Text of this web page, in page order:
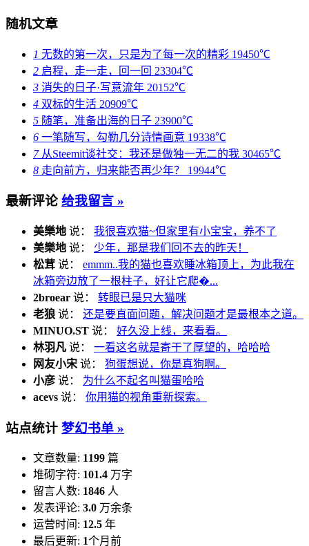
随机文章
1 无数的第一次，只是为了每一次的精彩 19450℃
2 启程，走一走，回一回 23304℃
3 消失的日子·写意流年 20152℃
4 双标的生活 20909℃
5 随笔，准备出海的日子 23900℃
6 一笔随写，勾勒几分诗情画意 19338℃
7从Steemit谈社交：我还是做独一无二的我 30465℃
8 走向前方，归来能否再少年？ 19944℃
最新评论 给我留言 »
美樂地 说： 我很喜欢猫~但家里有小宝宝，养不了
美樂地 说： 少年，那是我们回不去的昨天！
松茸 说： emmm..我的猫也喜欢睡冰箱顶上，为此我在
冰箱旁边放了一根柱子，好让它爬�...
2broear 说： 转眼已是只大猫咪
老狼 说： 还是要直面问题，解决问题才是最根本之道。
MINUO.ST 说： 好久没上线，来看看。
林羽凡 说： 一看这名就是寄于了厚望的，哈哈哈
网友小宋 说： 狗蛋想说，你是真狗啊。
小彦 说： 为什么不起名叫猫蛋哈哈
acevs 说： 你用猫的视角重新探索。
站点统计 梦幻书单 »
文章数量: 1199 篇
堆砌字符: 101.4 万字
留言人数: 1846 人
发表评论: 3.0 万余条
运营时间: 12.5 年
最后更新: 1个月前